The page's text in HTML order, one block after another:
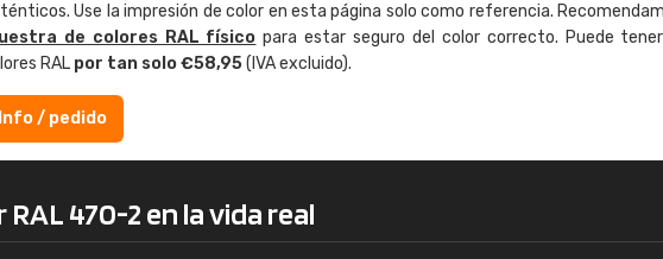
Use la impresión de color en esta página solo como referencia.
de colores RAL físico para estar seguro del color correcto. Puede
RAL por tan solo €58,95(IVA excluido).
Info / pedido
RAL 470-2 en la vida real